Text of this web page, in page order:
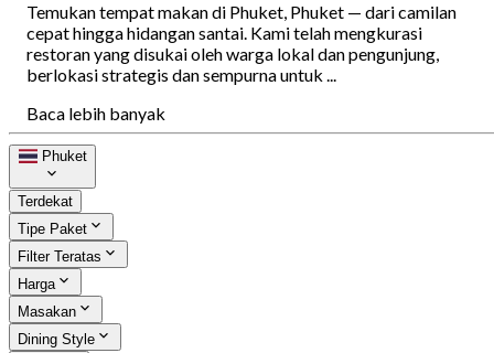
Temukan tempat makan di Phuket, Phuket — dari camilan
cepat hingga hidangan santai. Kami telah mengkurasi
restoran yang disukai oleh warga lokal dan pengunjung,
berlokasi strategis dan sempurna untuk ...
Baca lebih banyak
Phuket
Terdekat
Tipe Paket
Filter Teratas
Harga
Masakan
Dining Style